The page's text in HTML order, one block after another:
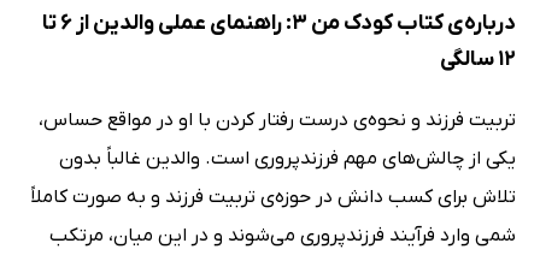
درباره‌ی کتاب کودک من 3: راهنمای عملی والدین از 6 تا
12 سالگی
تربیت فرزند و نحوه‌ی درست رفتار کردن با او در مواقع حساس،
یکی از چالش‌های مهم فرزندپروری است. والدین غالباً بدون
تلاش برای کسب دانش در حوزه‌ی تربیت فرزند و به صورت کاملاً
شمی وارد فرآیند فرزندپروری می‌شوند و در این میان، مرتکب